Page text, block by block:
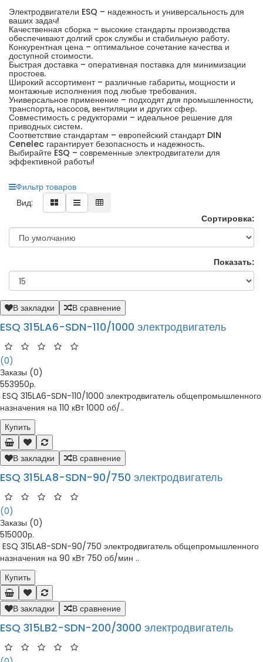
Электродвигатели ESQ – надежность и универсальность для
ваших задач!
Качественная сборка – высокие стандарты производства
обеспечивают долгий срок службы и стабильную работу.
Конкурентная цена – оптимальное сочетание качества и
доступной стоимости.
Быстрая доставка – оперативная поставка для минимизации
простоев.
Широкий ассортимент – различные габариты, мощности и
монтажные исполнения под любые требования.
Универсальное применение – подходят для промышленности,
транспорта, насосов, вентиляции и других сфер.
Совместимость с редукторами – идеальное решение для
приводных систем.
Соответствие стандартам – европейский стандарт DIN
Cenelec гарантирует безопасность и надежность.
Выбирайте ESQ – современные электродвигатели для
эффективной работы!
Фильтр товаров
Вид:
Сортировка:
Показать:
В закладки В сравнение
ESQ 315LA6-SDN-110/1000 электродвигатель
(0)
Заказы (0)
553950р.
ESQ 315LA6-SDN-110/1000 электродвигатель общепромышленного
назначения на 110 кВт 1000 об/..
Купить
В закладки В сравнение
ESQ 315LA8-SDN-90/750 электродвигатель
(0)
Заказы (0)
515000р.
ESQ 315LA8-SDN-90/750 электродвигатель общепромышленного
назначения на 90 кВт 750 об/мин ..
Купить
В закладки В сравнение
ESQ 315LB2-SDN-200/3000 электродвигатель